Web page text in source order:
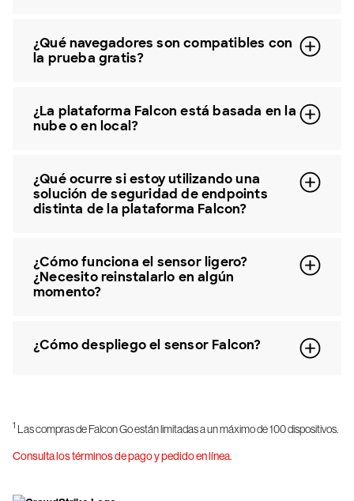
¿Qué navegadores son compatibles con
la prueba gratis?
¿La plataforma Falcon está basada en la
nube o en local?
¿Qué ocurre si estoy utilizando una
solución de seguridad de endpoints
distinta de la plataforma Falcon?
¿Cómo funciona el sensor ligero?
¿Necesito reinstalarlo en algún
momento?
¿Cómo despliego el sensor Falcon?
1 Las compras de Falcon Go están limitadas a un máximo de 100 dispositivos.
Consulta los términos de pago y pedido en línea.